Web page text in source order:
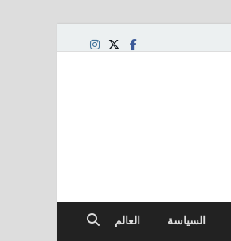
السياسة العالم